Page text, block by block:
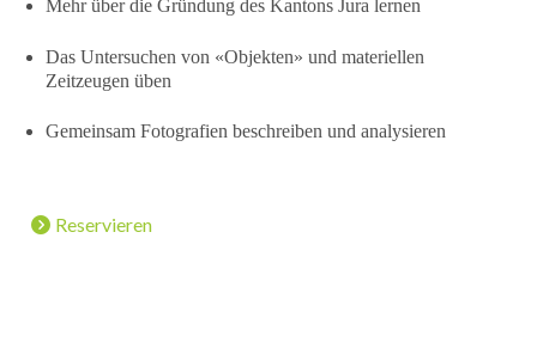
Mehr über die Gründung des Kantons Jura lernen
Das Untersuchen von «Objekten» und materiellen
Zeitzeugen üben
Gemeinsam Fotografien beschreiben und analysieren
Reservieren